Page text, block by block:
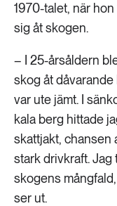
1970-talet, när
sig åt skogen.
– I 25-årsåldern
skog åt
var ute jämt. I
kala berg hittade
skattjakt, chansen
stark drivkraft. Jag
skogens
ser ut.